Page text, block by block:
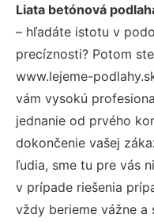
Liata betónová
– hľadáte istotu v
precíznosti? Potom
www.lejeme-
vám vysokú
jednanie od prvého
dokončenie vašej
ľudia, sme tu pre vás
v prípade riešenia
vždy berieme vážne a